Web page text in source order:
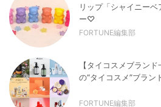
リップ「シャイニー
ー♡
FORTUNE編集部
【タイコスメブラン
の“タイコスメ”ブラン
FORTUNE編集部